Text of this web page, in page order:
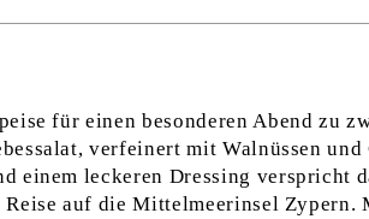
für einen besonderen Abend zu
verfeinert mit Walnüssen
einem leckeren Dressing verspricht
auf die Mittelmeerinsel Zypern.